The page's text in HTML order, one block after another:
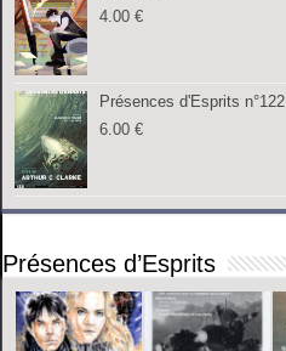
4.00€
Présences d'Esprits n°122
6.00€
Présences d’Esprits